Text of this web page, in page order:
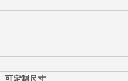
可定制尺寸